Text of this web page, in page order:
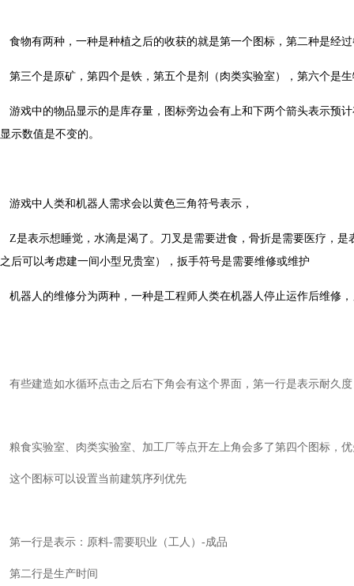
食物有两种，一种是种植之后的收获的就是第一个图标，第二种是经
第三个是原矿，第四个是铁，第五个是剂（肉类实验室），第六个是
游戏中的物品显示的是库存量，图标旁边会有上和下两个箭头表示预
显示数值是不变的。
游戏中人类和机器人需求会以黄色三角符号表示，
Z是表示想睡觉，水滴是渴了。刀叉是需要进食，骨折是需要医疗，
之后可以考虑建一间小型兄贵室），扳手符号是需要维修或维护
机器人的维修分为两种，一种是工程师人类在机器人停止运作后维修
有些建造如水循环点击之后右下角会有这个界面，第一行是表示耐久
粮食实验室、肉类实验室、加工厂等点开左上角会多了第四个图标，
这个图标可以设置当前建筑序列优先
第一行是表示：原料-需要职业（工人）-成品
第二行是生产时间